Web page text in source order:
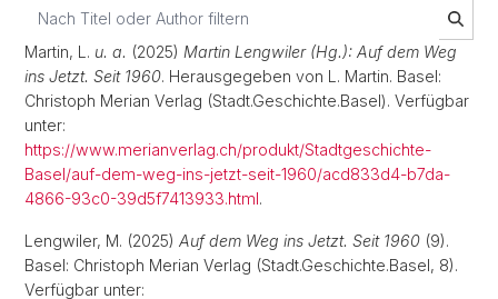
Martin, L. u. a. (2025) Martin Lengwiler (Hg.): Auf dem Weg
ins Jetzt. Seit 1960. Herausgegeben von L. Martin. Basel:
Christoph Merian Verlag (Stadt.Geschichte.Basel). Verfügbar
unter:
https://www.merianverlag.ch/produkt/Stadtgeschichte-
Basel/auf-dem-weg-ins-jetzt-seit-1960/acd833d4-b7da-
4866-93c0-39d5f7413933.html.
Lengwiler, M. (2025) Auf dem Weg ins Jetzt. Seit 1960 (9).
Basel: Christoph Merian Verlag (Stadt.Geschichte.Basel, 8).
Verfügbar unter: